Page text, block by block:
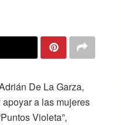
De La Garza,
a las mujeres
Violeta”,